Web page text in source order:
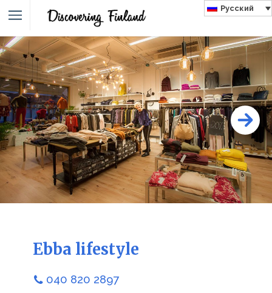
Русский
Ebba lifestyle
040 820 2897